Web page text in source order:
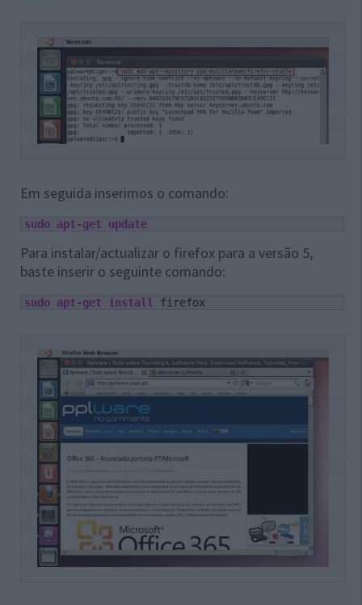
Em seguida inserimos o comando:
sudo apt-get update
Para instalar/actualizar o firefox para a versão 5,
baste inserir o seguinte comando:
sudo apt-get install firefox